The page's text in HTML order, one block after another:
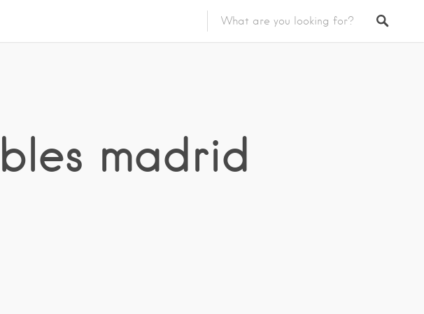
madrid